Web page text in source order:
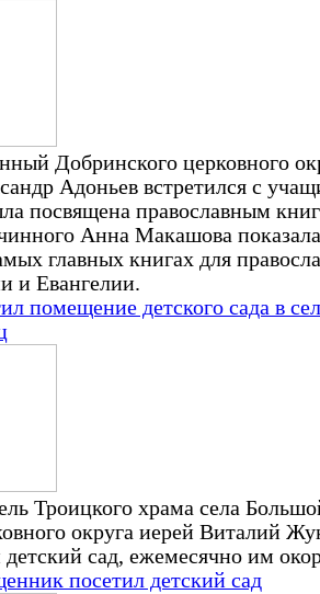
Добринского церковного
Адоньев встретился с
посвящена православным
Анна Макашова показала
главных книгах для
и Евангелии.
помещение детского сада в
Троицкого храма села
округа иерей Виталий
сад, ежемесячно им
посетил детский сад